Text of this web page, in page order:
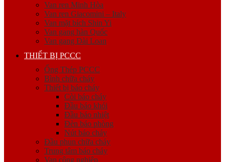
Van ren Minh Hòa
Van ren Giacomini – Italy
Van mặt bích Shin Yi
Van gang hàn Quốc
Van gang Đài Loan
THIẾT BỊ PCCC
Ống Thép PCCC
Bình chữa cháy
Thiết bị báo cháy
Còi báo cháy
Đầu báo khói
Đầu báo nhiệt
Đèn báo phòng
Nút báo cháy
Đầu phun chữa cháy
Trung tâm báo cháy
Van công nghiệp